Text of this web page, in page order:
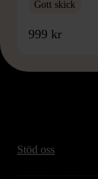
Gott skick
999 kr
Stöd oss